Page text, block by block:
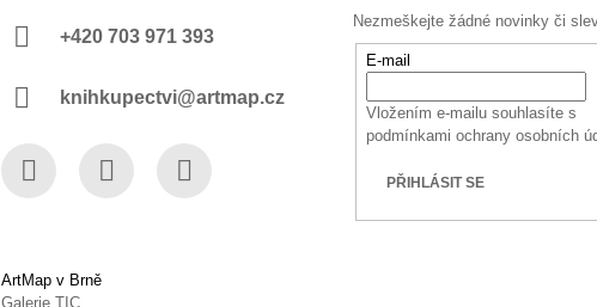
+420 703 971 393
knihkupectvi@artmap.cz
Nezmeškejte žádné novinky či
E-mail
Vložením e-mailu souhlasíte s
podmínkami ochrany osobních
PŘIHLÁSIT SE
ArtMap v Brně
Galerie TIC